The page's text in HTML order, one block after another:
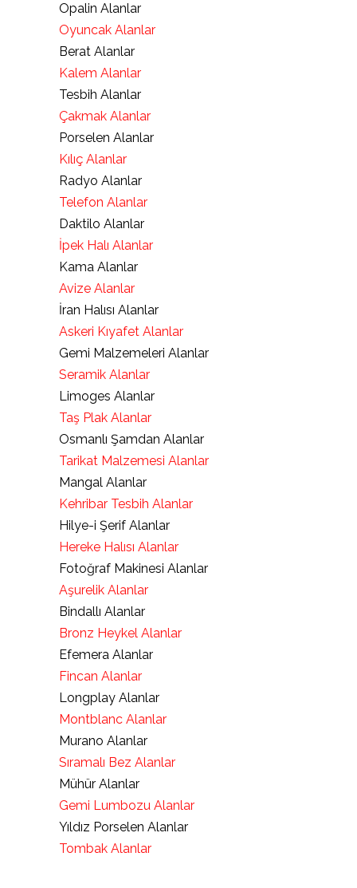
Opalin Alanlar
Oyuncak Alanlar
Berat Alanlar
Kalem Alanlar
Tesbih Alanlar
Çakmak Alanlar
Porselen Alanlar
Kılıç Alanlar
Radyo Alanlar
Telefon Alanlar
Daktilo Alanlar
İpek Halı Alanlar
Kama Alanlar
Avize Alanlar
İran Halısı Alanlar
Askeri Kıyafet Alanlar
Gemi Malzemeleri Alanlar
Seramik Alanlar
Limoges Alanlar
Taş Plak Alanlar
Osmanlı Şamdan Alanlar
Tarikat Malzemesi Alanlar
Mangal Alanlar
Kehribar Tesbih Alanlar
Hilye-i Şerif Alanlar
Hereke Halısı Alanlar
Fotoğraf Makinesi Alanlar
Aşurelik Alanlar
Bindallı Alanlar
Bronz Heykel Alanlar
Efemera Alanlar
Fincan Alanlar
Longplay Alanlar
Montblanc Alanlar
Murano Alanlar
Sıramalı Bez Alanlar
Mühür Alanlar
Gemi Lumbozu Alanlar
Yıldız Porselen Alanlar
Tombak Alanlar